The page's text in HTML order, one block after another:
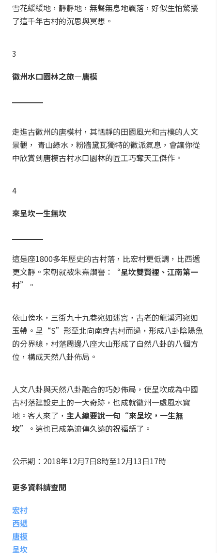
雪花緩緩地，靜靜地，無聲無息地飄落，好似生怕驚擾
了這千年古村的沉思與冥想。
3
徽州水口園林之旅—唐模
走進古徽州的唐模村，其恬靜的田園風光和古樸的人文
景觀， 青山綠水，粉牆黛瓦獨特的徽派氣息，會讓你從
中欣賞到唐模古村水口園林的匠工巧奪天工傑作。
4
來呈坎一生無坎
這是座1800多年歷史的古村落，比宏村更低調，比西遞
更文靜。宋朝就被朱熹讚譽：“呈坎雙賢裡、江南第一
村”。
依山傍水，三街九十九巷宛如迷宮，古老的龍溪河宛如
玉帶。呈“S”形至北向南穿古村而過，形成八卦陰陽魚
的分界線，村落周邊八座大山形成了自然八卦的八個方
位，構成天然八卦佈局。
人文八卦與天然八卦融合的巧妙佈局，使呈坎成為中國
古村落建設史上的一大奇跡，也成就徽州一處風水寶
地。客人來了， 主人總要說一句“來呈坎，一生無
坎”。這也已成為流傳久遠的祝福語了。
公示期：2018年12月7日8時至12月13日17時
更多資料請查閱
宏村
西遞
唐模
呈坎